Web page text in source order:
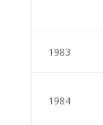
1983
1984